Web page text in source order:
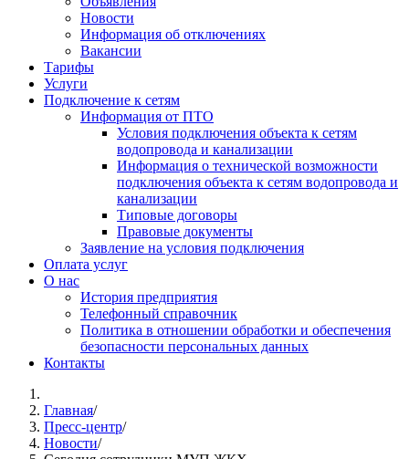
Новости
Информация об отключениях
Вакансии
Тарифы
Услуги
Подключение к сетям
Информация от ПТО
Условия подключения объекта к сетям
водопровода и канализации
Информация о технической возможности
подключения объекта к сетям водопровода и
канализации
Типовые договоры
Правовые документы
Заявление на условия подключения
Оплата услуг
О нас
История предприятия
Телефонный справочник
Политика в отношении обработки и обеспечения
безопасности персональных данных
Контакты
Главная/
Пресс-центр/
Новости/